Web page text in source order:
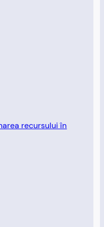
recursului în